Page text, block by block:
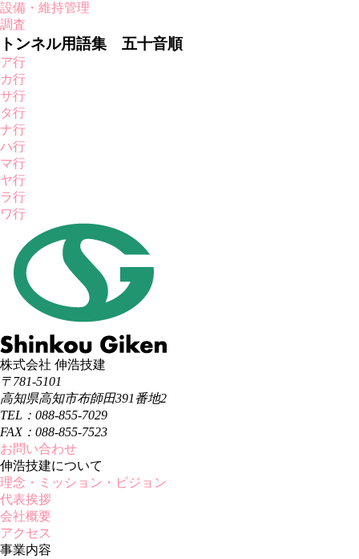
設備・維持管理
調査
トンネル用語集 五十音順
ア行
カ行
サ行
タ行
ナ行
ハ行
マ行
ヤ行
ラ行
ワ行
株式会社 伸浩技建
〒781-5101
高知県高知市布師田391番地2
TEL：088-855-7029
FAX：088-855-7523
お問い合わせ
伸浩技建について
理念・ミッション・ビジョン
代表挨拶
会社概要
アクセス
事業内容